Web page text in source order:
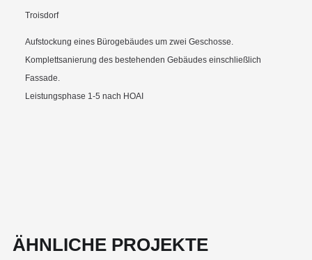
Troisdorf
Aufstockung eines Bürogebäudes um zwei Geschosse.
Komplettsanierung des bestehenden Gebäudes einschließlich
Fassade.
Leistungsphase 1-5 nach HOAI
ÄHNLICHE PROJEKTE